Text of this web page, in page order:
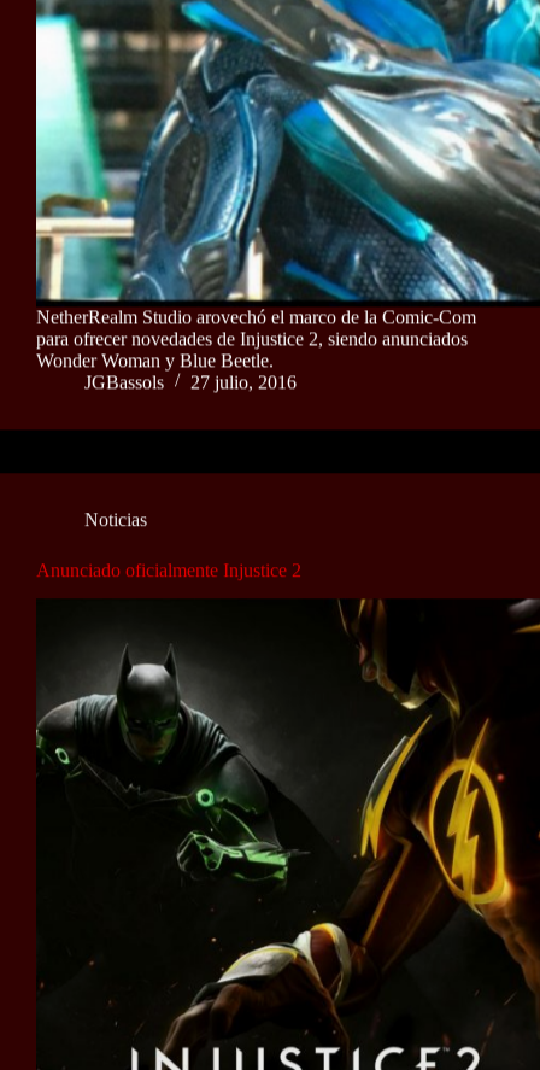
NetherRealm Studio arovechó el marco de la Comic-Com
para ofrecer novedades de Injustice 2, siendo anunciados
Wonder Woman y Blue Beetle.
JGBassols
27 julio, 2016
Noticias
Anunciado oficialmente Injustice 2